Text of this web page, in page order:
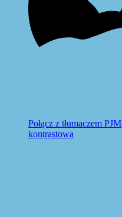
Połącz z tłumaczem PJM
kontrastowa